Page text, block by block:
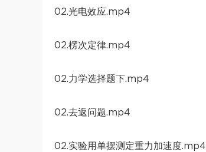
02.光电效应.mp4
02.楞次定律.mp4
02.力学选择题下.mp4
02.去返问题.mp4
02.实验用单摆测定重力加速度.mp4